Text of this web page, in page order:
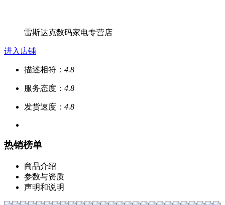
雷斯达克数码家电专营店
进入店铺
描述相符： 4.8
服务态度： 4.8
发货速度： 4.8
热销榜单
商品介绍
参数与资质
声明和说明